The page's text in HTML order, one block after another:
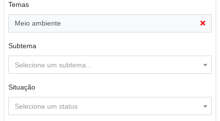
Temas
Meio ambiente
Subtema
Selecione um subtema...
Situação
Selecione um status